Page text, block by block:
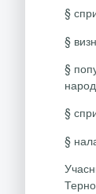
§
§
§
§
§